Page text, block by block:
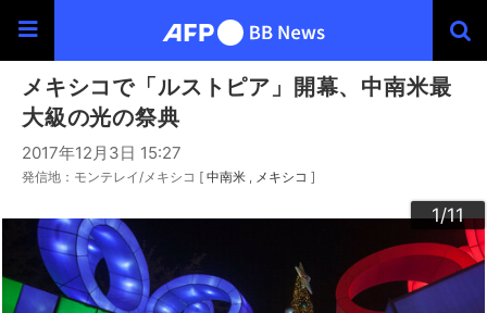
メキシコで「ルストピア」開幕、中南米最
大級の光の祭典
2017年12月3日 15:27
発信地：モンテレイ/メキシコ [ 中南米 メキシコ ]
1/11
2/11
3/11
4/11
5/11
6/11
7/11
8/11
9/11
10/11
11/11